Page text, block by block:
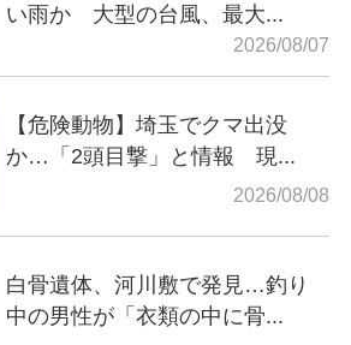
い雨か 大型の台風、最大...
2026/08/07
【危険動物】埼玉でクマ出没
か…「2頭目撃」と情報 現...
2026/08/08
白骨遺体、河川敷で発見…釣り
中の男性が「衣類の中に骨...